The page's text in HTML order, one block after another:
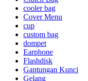
cooler bag
Cover Menu
cup
custom bag
dompet
Earphone
Flashdisk
Gantungan Kunci
Gelang